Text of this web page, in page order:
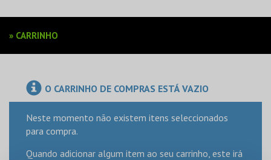
EVENTOS
CARTÕES
PRODUTOS
» CARRINHO
O CARRINHO DE COMPRAS ESTÁ VAZIO
Neste momento não existem itens seleccionados
para compra.
Quando adicionar algum item ao seu carrinho, este irá